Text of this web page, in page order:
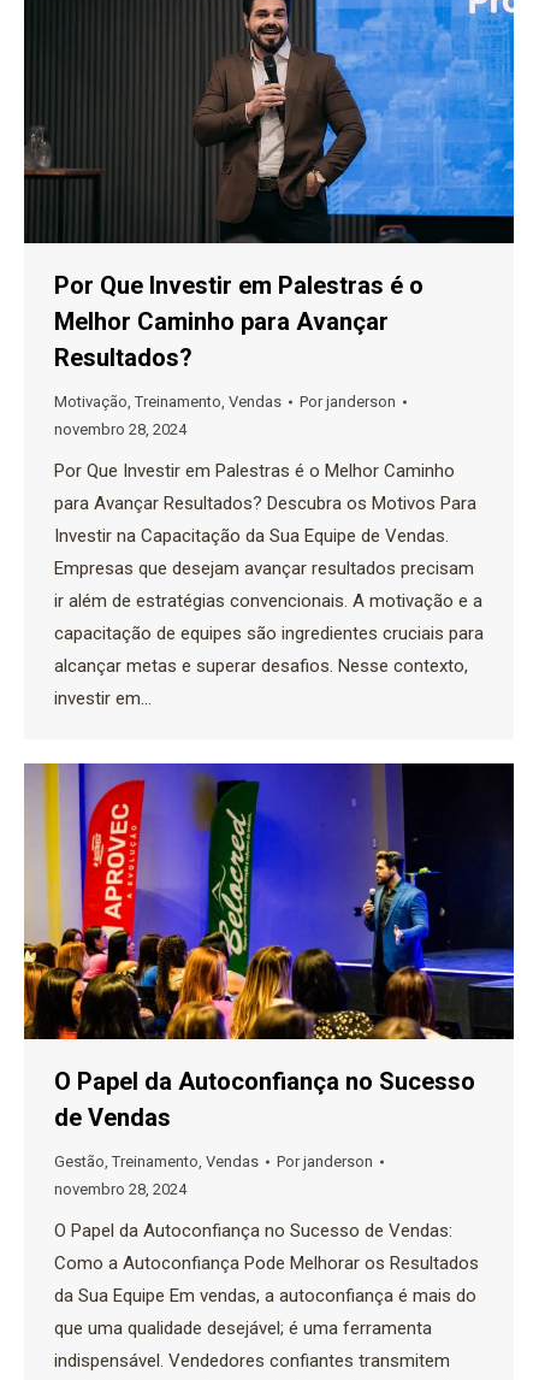
Por Que Investir em Palestras é o
Melhor Caminho para Avançar
Resultados?
Motivação,Treinamento, Vendas Porjanderson
novembro 28, 2024
Por Que Investir em Palestras é o Melhor Caminho
para Avançar Resultados? Descubra os Motivos Para
Investir na Capacitação da Sua Equipe de Vendas.
Empresas que desejam avançar resultados precisam
ir além de estratégias convencionais. A motivação e a
capacitação de equipes são ingredientes cruciais para
alcançar metas e superar desafios. Nesse contexto,
investir em…
O Papel da Autoconfiança no Sucesso
de Vendas
Gestão,Treinamento, Vendas Porjanderson
novembro 28, 2024
O Papel da Autoconfiança no Sucesso de Vendas:
Como a Autoconfiança Pode Melhorar os Resultados
da Sua Equipe Em vendas, a autoconfiança é mais do
que uma qualidade desejável; é uma ferramenta
indispensável. Vendedores confiantes transmitem